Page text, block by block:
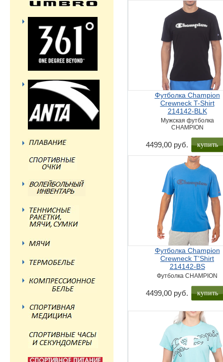
Футболка Champion
Crewneck T-Shirt
214142-BLK
Мужская футболка
CHAMPION
4499,00 руб. купить
Футболка Champion
Crewneck T'Shirt
214142-BS
Футболка CHAMPION
4499,00 руб. купить